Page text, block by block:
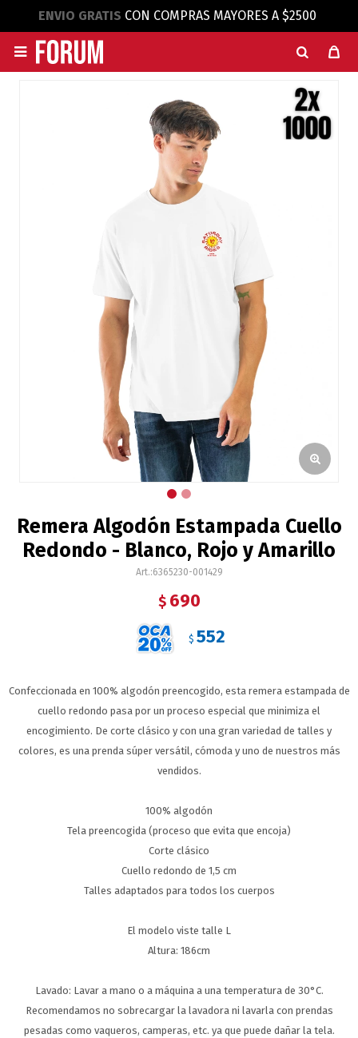
ENVIO GRATIS CON COMPRAS MAYORES A $2500

Remera Algodón Estampada Cuello
Redondo - Blanco, Rojo y Amarillo
6365230-001429
$ 690
$ 552
Confeccionada en 100% algodón preencogido, esta remera estampada de
cuello redondo pasa por un proceso especial que minimiza el
encogimiento. De corte clásico y con una gran variedad de talles y
colores, es una prenda súper versátil, cómoda y uno de nuestros más
vendidos.
100% algodón
Tela preencogida (proceso que evita que encoja)
Corte clásico
Cuello redondo de 1,5 cm
Talles adaptados para todos los cuerpos
El modelo viste talle L
Altura: 186cm
Lavado: Lavar a mano o a máquina a una temperatura de 30°C.
Recomendamos no sobrecargar la lavadora ni lavarla con prendas
pesadas como vaqueros, camperas, etc. ya que puede dañar la tela.